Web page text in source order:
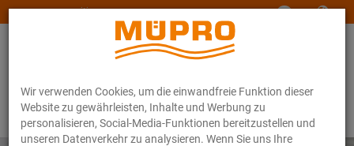
Wir verwenden Cookies, um die einwandfreie Funktion dieser
Website zu gewährleisten, Inhalte und Werbung zu
personalisieren, Social-Media-Funktionen bereitzustellen und
unseren Datenverkehr zu analysieren. Wenn Sie uns Ihre
www.muepro-maritim.com